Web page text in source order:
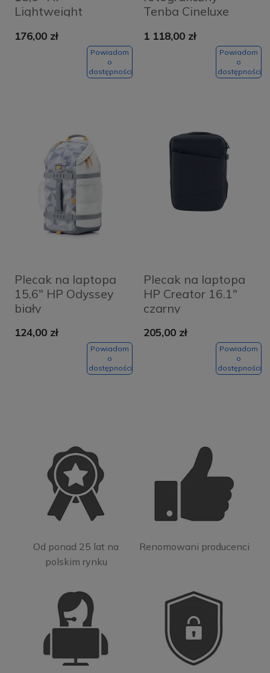
Lightweight
176,00 zł
Powiadom
o
dostępności
Tenba Cineluxe
Czarny - Black
1 118,00 zł
Powiadom
o
dostępności
Plecak na laptopa
15,6" HP Odyssey
biały
124,00 zł
Powiadom
o
dostępności
Plecak na laptopa
HP Creator 16.1"
czarny
205,00 zł
Powiadom
o
dostępności
Od ponad 25 lat na
polskim rynku
Renomowani producenci